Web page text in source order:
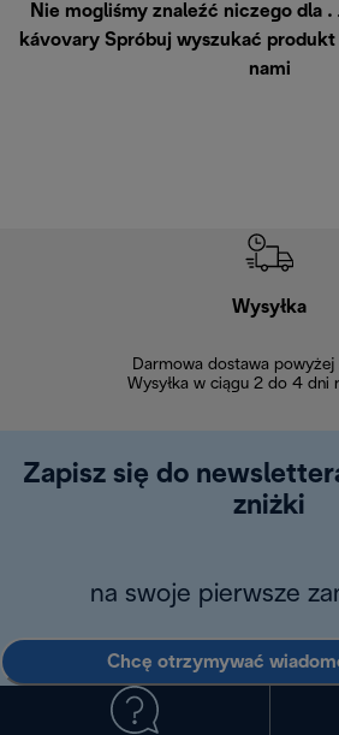
Nie mogliśmy znaleźć niczego dla
kávovary Spróbuj wyszukać produkt
nami
Wysyłka
Darmowa dostawa powyżej
Wysyłka w ciągu 2 do 4 dni
Zapisz się do
zniżki
na swoje pierwsze
Chcę otrzymywać